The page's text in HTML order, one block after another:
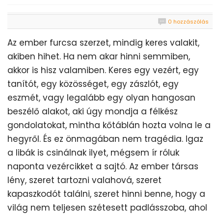
0 hozzászólás
Az ember furcsa szerzet, mindig keres valakit,
akiben hihet. Ha nem akar hinni semmiben,
akkor is hisz valamiben. Keres egy vezért, egy
tanítót, egy közösséget, egy zászlót, egy
eszmét, vagy legalább egy olyan hangosan
beszélő alakot, aki úgy mondja a félkész
gondolatokat, mintha kőtáblán hozta volna le a
hegyről. És ez önmagában nem tragédia. Igaz
a libák is csinálnak ilyet, mégsem ír róluk
naponta vezércikket a sajtó. Az ember társas
lény, szeret tartozni valahová, szeret
kapaszkodót találni, szeret hinni benne, hogy a
világ nem teljesen szétesett padlásszoba, ahol